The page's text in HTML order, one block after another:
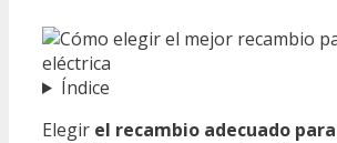
Índice
Elegir el recambio adecuado